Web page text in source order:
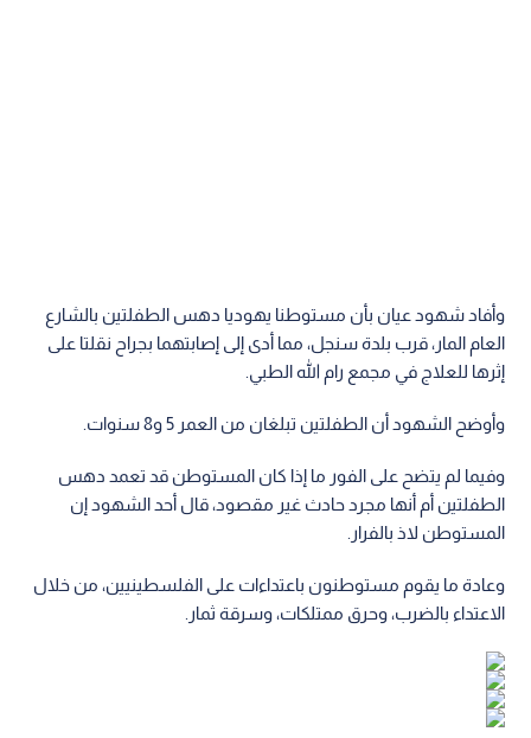
وأفاد شهود عيان بأن مستوطنا يهوديا دهس الطفلتين بالشارع
العام المار، قرب بلدة سنجل، مما أدى إلى إصابتهما بجراح نقلتا على
إثرها للعلاج في مجمع رام الله الطبي.
وأوضح الشهود أن الطفلتين تبلغان من العمر 5 و8 سنوات.
وفيما لم يتضح على الفور ما إذا كان المستوطن قد تعمد دهس
الطفلتين أم أنها مجرد حادث غير مقصود، قال أحد الشهود إن
المستوطن لاذ بالفرار.
وعادة ما يقوم مستوطنون باعتداءات على الفلسطينيين، من خلال
الاعتداء بالضرب، وحرق ممتلكات، وسرقة ثمار.